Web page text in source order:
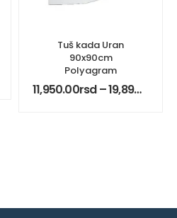
Tuš kada Uran
90x90cm
Polyagram
11,950.00rsd–19,890.00